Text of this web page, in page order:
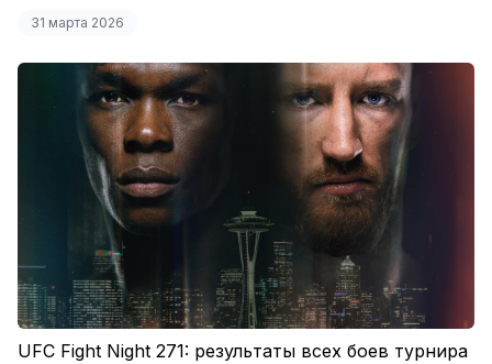
31 марта 2026
UFC Fight Night 271: результаты всех боев турнира